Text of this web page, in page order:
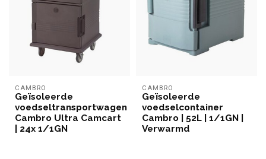
CAMBRO
Geïsoleerde
voedseltransportwagen
Cambro Ultra Camcart
| 24x 1/1GN
CAMBRO
Geïsoleerde
voedselcontainer
Cambro | 52L | 1/1GN |
Verwarmd